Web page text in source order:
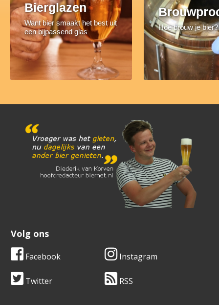
Bierglazen
Want bier smaakt het best uit
een bijpassend glas
Hoe brouw je bier?
Volg ons
Facebook Instagram
Twitter RSS